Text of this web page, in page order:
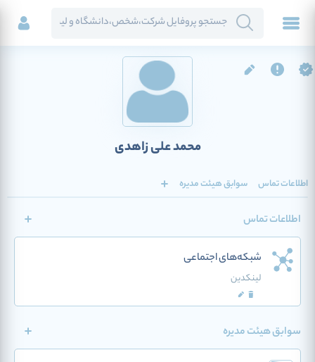
محمد علی زاهدی
اطلاعات تماس سوابق هیئت مدیره
اطلاعات تماس
شبکه‌های اجتماعی
لینکدین
سوابق هیئت مدیره